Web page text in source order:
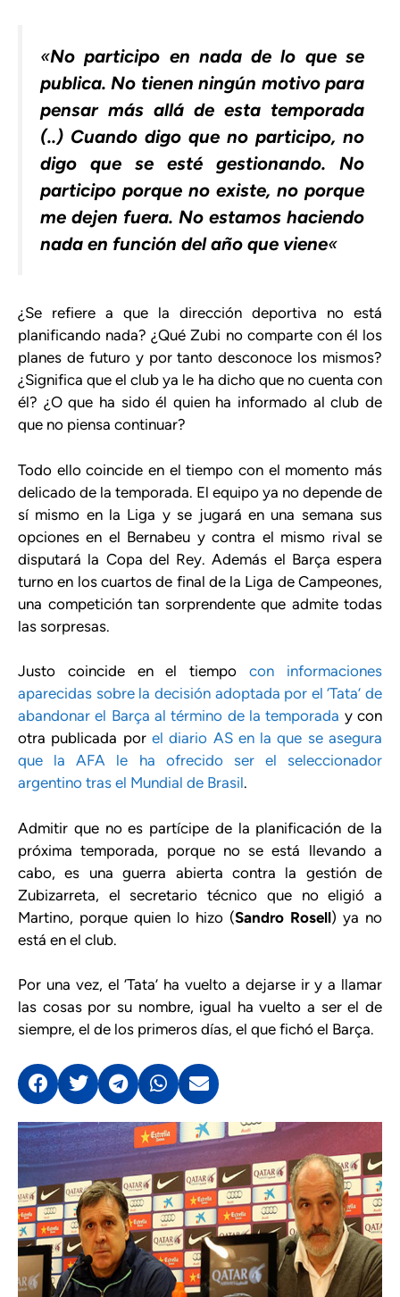
«No participo en nada de lo que se
publica. No tienen ningún motivo para
pensar más allá de esta temporada
(..) Cuando digo que no participo, no
digo que se esté gestionando. No
participo porque no existe, no porque
me dejen fuera. No estamos haciendo
nada en función del año que viene«
¿Se refiere a que la dirección deportiva no está
planificando nada? ¿Qué Zubi no comparte con él los
planes de futuro y por tanto desconoce los mismos?
¿Significa que el club ya le ha dicho que no cuenta con
él? ¿O que ha sido él quien ha informado al club de
que no piensa continuar?
Todo ello coincide en el tiempo con el momento más
delicado de la temporada. El equipo ya no depende de
sí mismo en la Liga y se jugará en una semana sus
opciones en el Bernabeu y contra el mismo rival se
disputará la Copa del Rey. Además el Barça espera
turno en los cuartos de final de la Liga de Campeones,
una competición tan sorprendente que admite todas
las sorpresas.
Justo coincide en el tiempocon informaciones
aparecidas sobre la decisión adoptada por el ‘Tata’ de
abandonar el Barça al término de la temporada y con
otra publicada por el diario AS en la que se asegura
que la AFA le ha ofrecido ser el seleccionador
argentino tras el Mundial de Brasil.
Admitir que no es partícipe de la planificación de la
próxima temporada, porque no se está llevando a
cabo, es una guerra abierta contra la gestión de
Zubizarreta, el secretario técnico que no eligió a
Martino, porque quien lo hizo (Sandro Rosell) ya no
está en el club.
Por una vez, el ‘Tata’ ha vuelto a dejarse ir y a llamar
las cosas por su nombre, igual ha vuelto a ser el de
siempre, el de los primeros días, el que fichó el Barça.